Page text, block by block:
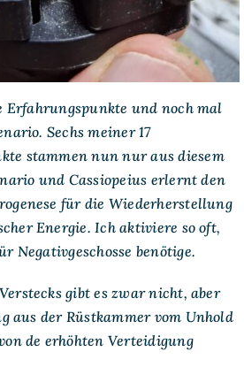
Erfahrungspunkte und noch mal
Sechs meiner 17
stammen nun nur aus diesem
und Cassiopeius erlernt den
für die Wiederherstellung
Energie. Ich aktiviere so oft,
Negativgeschosse benötige.
gibt es zwar nicht, aber
aus der Rüstkammer vom Unhold
de erhöhten Verteidigung